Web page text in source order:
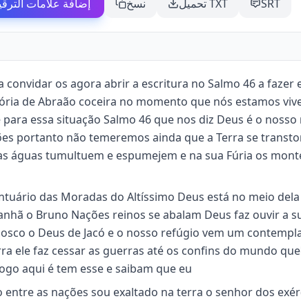
إضافة علامات نسخ تحميل TXT SRT
convidar os agora abrir a escritura no Salmo 46 a
de Abraão coceira no momento que nós estamos
essa situação Salmo 46 que nos diz Deus é o
portanto não temeremos ainda que a Terra se
águas tumultuem e espumejem e na sua Fúria os
das Moradas do Altíssimo Deus está no meio
o Bruno Nações reinos se abalam Deus faz ouvir a
o Deus de Jacó e o nosso refúgio vem um
ele faz cessar as guerras até os confins do mundo
aqui é tem esse e saibam que eu
as nações sou exaltado na terra o senhor dos